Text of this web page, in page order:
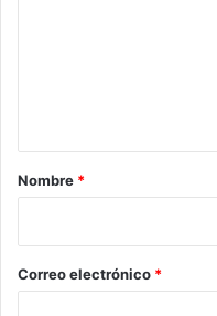
r
*
Nombre *
Correo electrónico *